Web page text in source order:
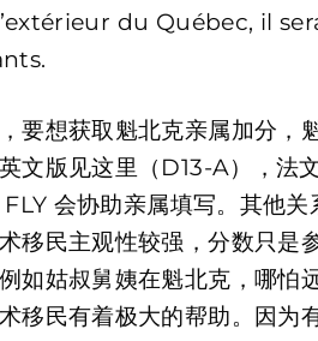
du Québec, il
要想获取魁北克亲属加分，
文版见这里（D13-A），法
会协助亲属填写。其他关
移民主观性较强，分数只是
如姑叔舅姨在魁北克，哪怕
移民有着极大的帮助。因为